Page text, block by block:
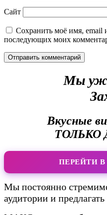
Сайт
Сохранить моё имя, email
последующих моих
Мы
Вкусные
ТОЛЬКО
ПЕРЕЙТИ
Мы постоянно
аудитории и